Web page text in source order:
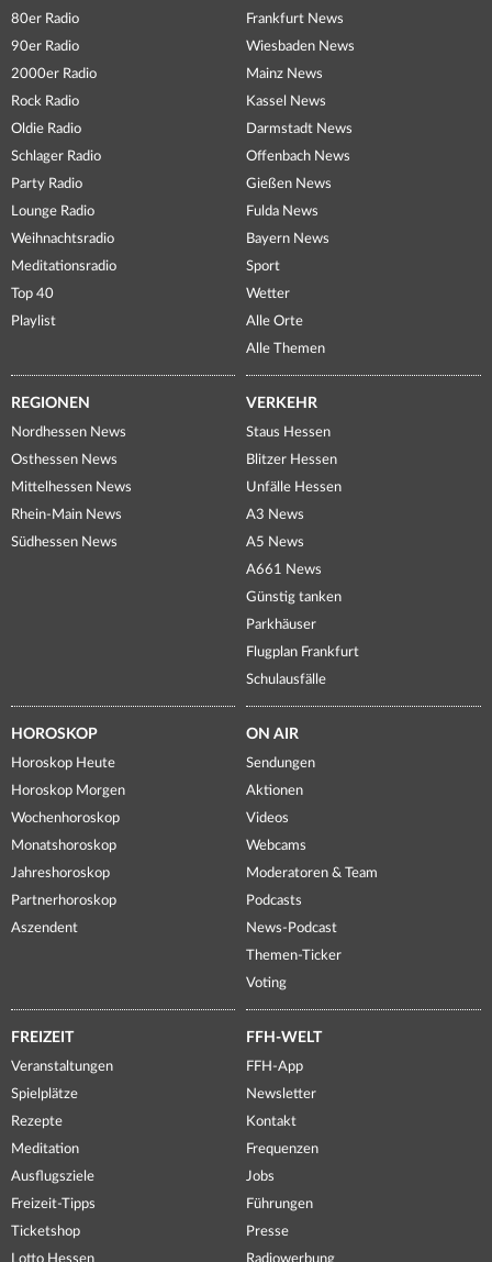
80er Radio
90er Radio
2000er Radio
Rock Radio
Oldie Radio
Schlager Radio
Party Radio
Lounge Radio
Weihnachtsradio
Meditationsradio
Top 40
Playlist
Frankfurt News
Wiesbaden News
Mainz News
Kassel News
Darmstadt News
Offenbach News
Gießen News
Fulda News
Bayern News
Sport
Wetter
Alle Orte
Alle Themen
REGIONEN
Nordhessen News
Osthessen News
Mittelhessen News
Rhein-Main News
Südhessen News
VERKEHR
Staus Hessen
Blitzer Hessen
Unfälle Hessen
A3 News
A5 News
A661 News
Günstig tanken
Parkhäuser
Flugplan Frankfurt
Schulausfälle
HOROSKOP
Horoskop Heute
Horoskop Morgen
Wochenhoroskop
Monatshoroskop
Jahreshoroskop
Partnerhoroskop
Aszendent
ON AIR
Sendungen
Aktionen
Videos
Webcams
Moderatoren & Team
Podcasts
News-Podcast
Themen-Ticker
Voting
FREIZEIT
Veranstaltungen
Spielplätze
Rezepte
Meditation
Ausflugsziele
Freizeit-Tipps
Ticketshop
Lotto Hessen
FFH-WELT
FFH-App
Newsletter
Kontakt
Frequenzen
Jobs
Führungen
Presse
Radiowerbung